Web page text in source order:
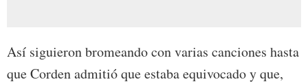
Así siguieron bromeando con varias canciones hasta
que Corden admitió que estaba equivocado y que,